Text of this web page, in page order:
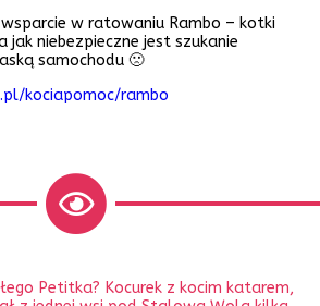
w ratowaniu Rambo – kotki
jak niebezpieczne jest szukanie
samochodu 🙁
kociapomoc/rambo
Petitka? Kocurek z kocim katarem,